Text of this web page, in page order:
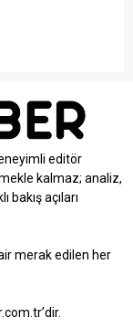
editör
kalmaz; analiz,
açıları
merak edilen her